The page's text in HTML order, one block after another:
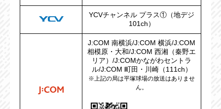
YCVチャンネル プラス①（地デジ
101ch）
J:COM 南横浜/J:COM 横浜/J:COM
相模原・大和/J:COM 西湘（秦野エ
リア）/J:COMかながわセントラ
ル/J:COM 町田・川崎（111ch）
※上記の局は平塚球場の放送はありませ
ん。